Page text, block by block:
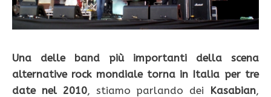
Una delle band più importanti della scena
alternative rock mondiale torna in Italia per tre
date nel 2010, stiamo parlando dei Kasabian,